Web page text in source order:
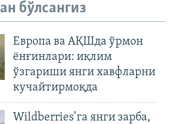
бўлсангиз
Европа ва АҚШда ўрмон
ёнғинлари: иқлим
ўзгариши янги хавфларни
кучайтирмоқда
Wildberries’га янги зарба,